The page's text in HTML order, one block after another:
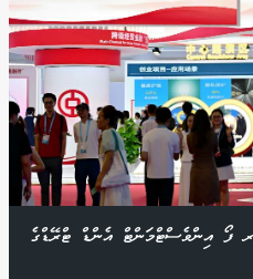
ފޯ އިންވެސްޓްމަންޓް އެންޑް ޓްރޭޑްގެ